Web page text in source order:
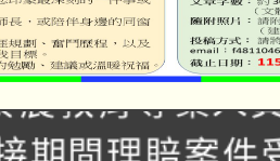
活教案入校路
農教育專業人
期間理賠案件